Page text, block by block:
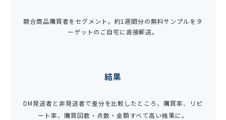
競合商品購買者をセグメント。 約1週間分の無料サンプルをタ
ーゲットのご自宅に直接郵送。
結果
DM発送者と非発送者で差分を比較したところ、購買率、リピ
ート率、購買回数・点数・金額すべて高い結果に。